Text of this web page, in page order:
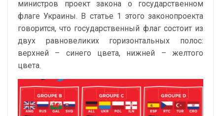
министров проект закона о государственном
флаге Украины. В статье 1 этого законопроекта
говорится, что государственный флаг состоит из
двух равновеликих горизонтальных полос:
верхней – синего цвета, нижней – желтого
цвета.